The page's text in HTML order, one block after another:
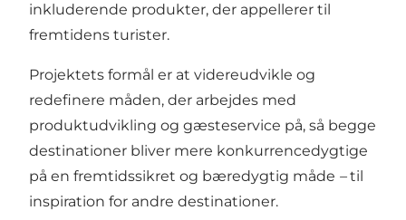
inkluderende produkter, der appellerer til
fremtidens turister.
Projektets formål er at videreudvikle og
redefinere måden, der arbejdes med
produktudvikling og gæsteservice på, så begge
destinationer bliver mere konkurrencedygtige
på en fremtidssikret og bæredygtig måde –til
inspiration for andre destinationer.